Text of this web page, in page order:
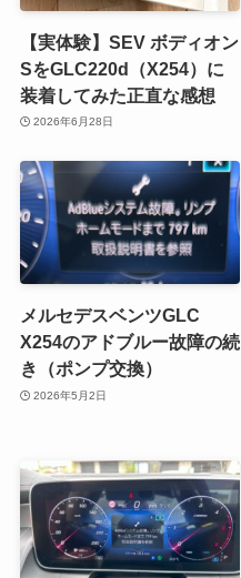
【実体験】SEV ボディオン
SをGLC220d（X254）に
装着してみた正直な感想
2026年6月28日
メルセデスベンツGLC
X254のアドブルー故障の続
き（ポンプ交換）
2026年5月2日